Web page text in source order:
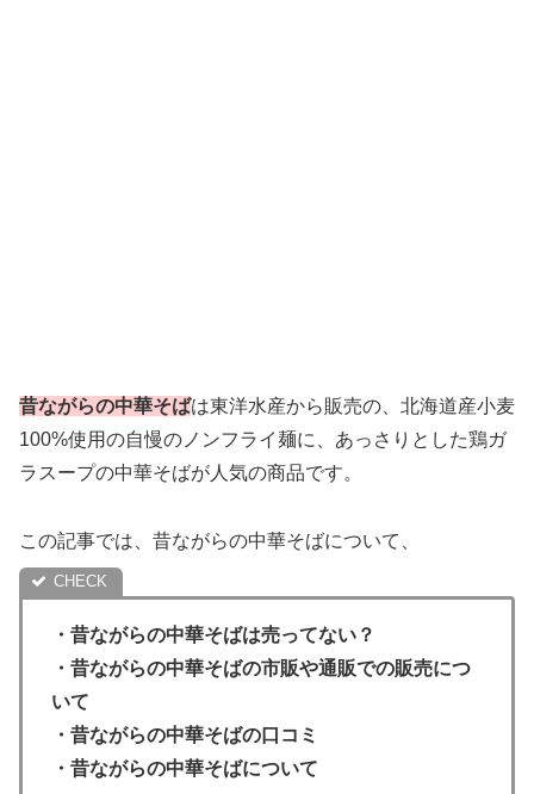
昔ながらの中華そばは東洋水産から販売の、北海道産小麦
100%使用の自慢のノンフライ麺に、あっさりとした鶏ガ
ラスープの中華そばが人気の商品です。
この記事では、昔ながらの中華そばについて、
・ 昔ながらの中華そばは売ってない？
・昔ながらの中華そばの市販や通販での販売につ
いて
・ 昔ながらの中華そばの口コミ
・ 昔ながらの中華そばについて